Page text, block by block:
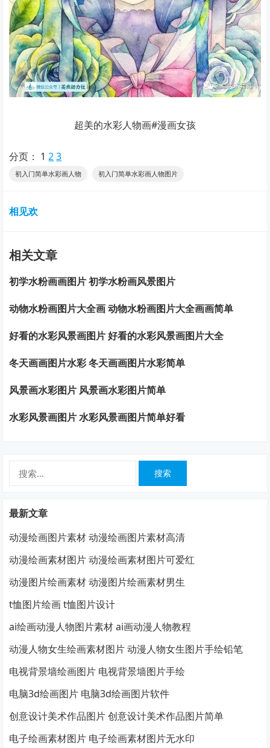
超美的水彩人物画#漫画女孩
分页： 1 2 3
初入门简单水彩画人物 初入门简单水彩画人物图片
相见欢
相关文章
初学水粉画画图片 初学水粉画风景图片
动物水粉画图片大全画 动物水粉画图片大全画画简单
好看的水彩风景画图片 好看的水彩风景画图片大全
冬天画画图片水彩 冬天画画图片水彩简单
风景画水彩图片 风景画水彩图片简单
水彩风景画图片 水彩风景画图片简单好看
最新文章
动漫绘画图片素材 动漫绘画图片素材高清
动漫绘画素材图片 动漫绘画素材图片可爱红
动漫图片绘画素材 动漫图片绘画素材男生
t恤图片绘画 t恤图片设计
ai绘画动漫人物图片素材 ai画动漫人物教程
动漫人物女生绘画素材图片 动漫人物女生图片手绘铅笔
电视背景墙绘画图片 电视背景墙图片手绘
电脑3d绘画图片 电脑3d绘画图片软件
创意设计美术作品图片 创意设计美术作品图片简单
电子绘画素材图片 电子绘画素材图片无水印